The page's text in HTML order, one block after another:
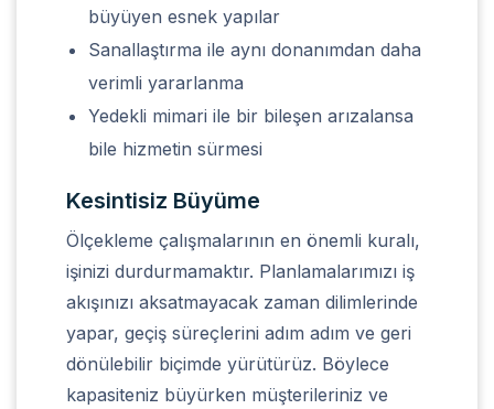
büyüyen esnek yapılar
Sanallaştırma ile aynı donanımdan daha
verimli yararlanma
Yedekli mimari ile bir bileşen arızalansa
bile hizmetin sürmesi
Kesintisiz Büyüme
Ölçekleme çalışmalarının en önemli kuralı,
işinizi durdurmamaktır. Planlamalarımızı iş
akışınızı aksatmayacak zaman dilimlerinde
yapar, geçiş süreçlerini adım adım ve geri
dönülebilir biçimde yürütürüz. Böylece
kapasiteniz büyürken müşterileriniz ve